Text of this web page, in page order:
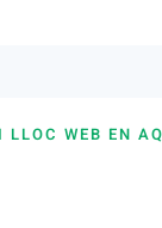
WEB EN